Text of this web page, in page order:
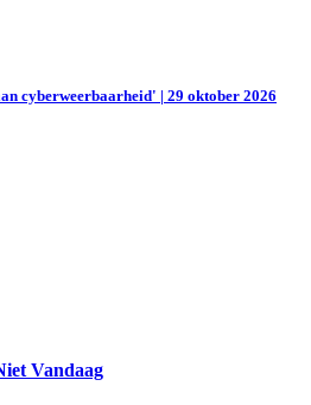
cyberweerbaarheid' | 29 oktober 2026
Vandaag